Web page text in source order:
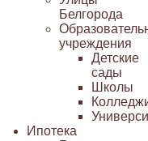
Белгорода
учреждения
Детские
сады
Школы
Ипотека